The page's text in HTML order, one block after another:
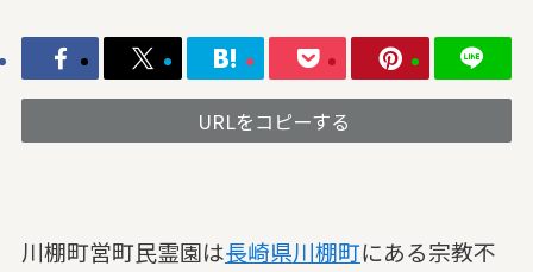
URLをコピーする
川棚町営町民霊園は長崎県川棚町にある宗教不